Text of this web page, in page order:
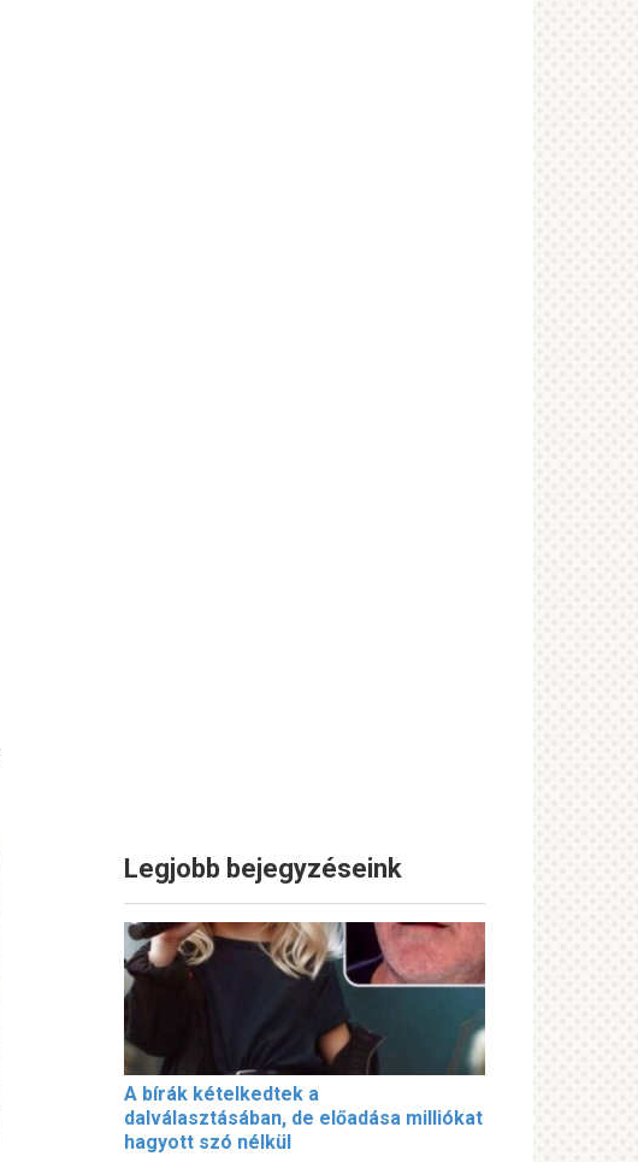
Legjobb bejegyzéseink
A bírák kételkedtek a
dalválasztásában, de előadása milliókat
hagyott szó nélkül